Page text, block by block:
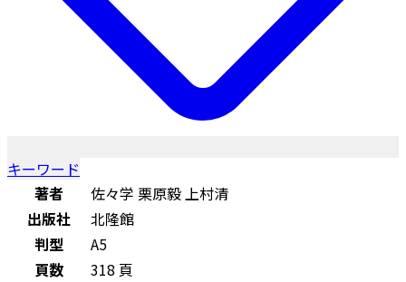
キーワード
著者
佐々学 栗原毅 上村清
出版社
北隆館
判型
A5
頁数
318 頁